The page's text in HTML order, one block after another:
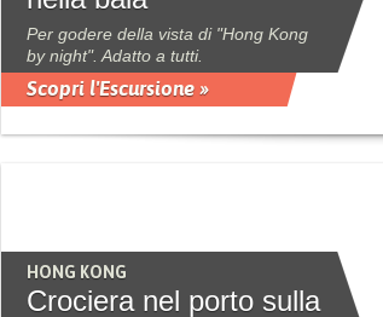
Per godere della vista di "Hong Kong
by night". Adatto a tutti.
Scopri l'Escursione »
HONG KONG
Crociera nel porto sulla